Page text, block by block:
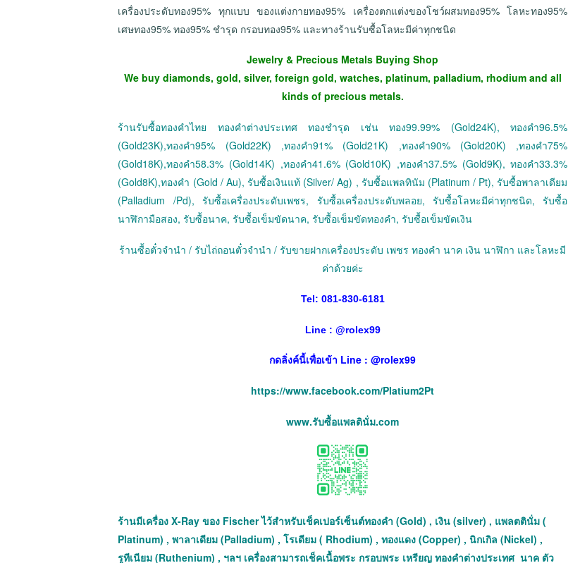
เครื่องประดับทอง95% ทุกแบบ ของแต่งกายทอง95% เครื่องตกแต่งของโชว์ผสมทอง95% โลหะทอง95%
เศษทอง95% ทอง95% ชำรุด กรอบทอง95% และทางร้านรับซื้อโลหะมีค่าทุกชนิด
Jewelry & Precious Metals Buying Shop
We buy diamonds, gold, silver, foreign gold, watches, platinum, palladium, rhodium and all
kinds of precious metals.
ร้านรับซื้อทองคำไทย ทองคำต่างประเทศ ทองชำรุด เช่น ทอง99.99% (Gold24K), ทองคำ96.5%
(Gold23K),ทองคำ95% (Gold22K) ,ทองคำ91% (Gold21K) ,ทองคำ90% (Gold20K) ,ทองคำ75%
(Gold18K),ทองคำ58.3% (Gold14K) ,ทองคำ41.6% (Gold10K) ,ทองคำ37.5% (Gold9K), ทองคำ33.3%
(Gold8K),ทองคำ (Gold / Au), รับซื้อเงินแท้ (Silver/ Ag) , รับซื้อแพลทินัม (Platinum / Pt), รับซื้อพาลาเดียม
(Palladium /Pd), รับซื้อเครื่องประดับเพชร, รับซื้อเครื่องประดับพลอย, รับซื้อโลหะมีค่าทุกชนิด, รับซื้อ
นาฬิกามือสอง, รับซื้อนาค, รับซื้อเข็มขัดนาค, รับซื้อเข็มขัดทองคำ, รับซื้อเข็มขัดเงิน
ร้านซื้อตั๋วจำนำ / รับไถ่ถอนตั๋วจำนำ / รับขายฝากเครื่องประดับ เพชร ทองคำ นาค เงิน นาฬิกา และโลหะมี
ค่าด้วยค่ะ
Tel: 081-830-6181
Line : @rolex99
กดลิ่งค์นี้เพื่อเข้า Line : @rolex99
https://www.facebook.com/Platium2Pt
www.รับซื้อแพลตินั่ม.com
ร้านมีเครื่อง X-Ray ของ Fischer ไว้สำหรับเช็คเปอร์เซ็นต์ทองคำ (Gold) , เงิน (silver) , แพลตตินั่ม (
Platinum) , พาลาเดียม (Palladium) , โรเดียม ( Rhodium) , ทองแดง (Copper) , นิกเกิล (Nickel) ,
รูทีเนียม (Ruthenium) , ฯลฯ เครื่องสามารถเช็คเนื้อพระ กรอบพระ เหรียญ ทองคำต่างประเทศ นาค ตัว